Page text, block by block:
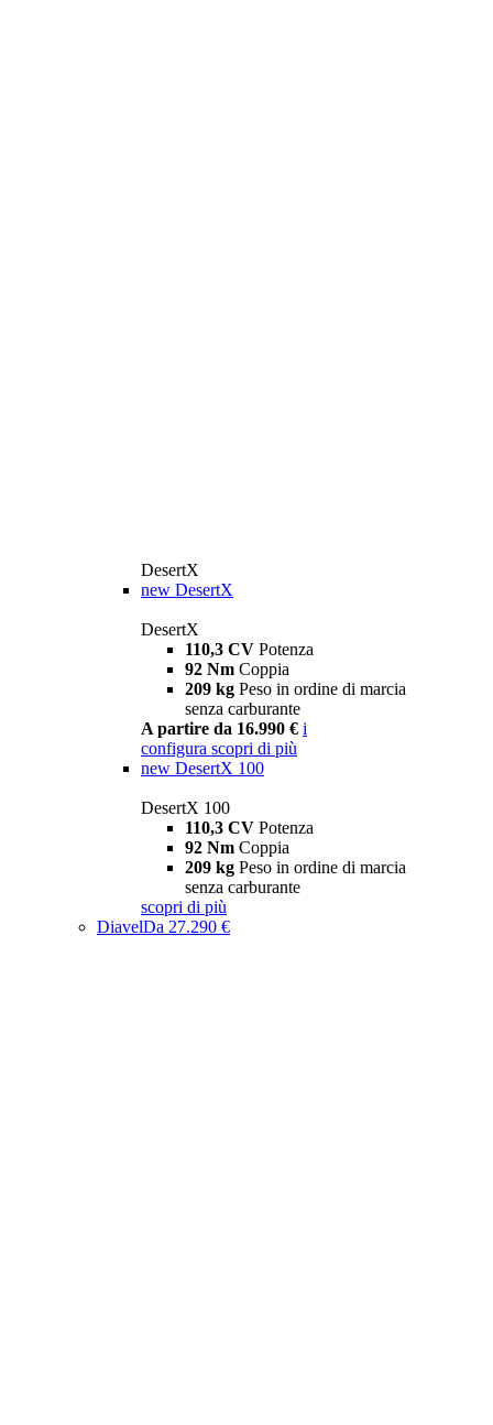
DesertX
new DesertX
DesertX
110,3 CV Potenza
92 Nm Coppia
209 kg Peso in ordine di marcia
senza carburante
A partire da 16.990 € i
configura scopri di più
new DesertX 100
DesertX 100
110,3 CV Potenza
92 Nm Coppia
209 kg Peso in ordine di marcia
senza carburante
scopri di più
DiavelDa 27.290 €